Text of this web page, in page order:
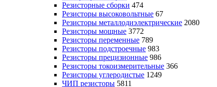
Резисторные сборки 474
Резисторы высоковольтные 67
Резисторы металлодиэлектрические 2080
Резисторы мощные 3772
Резисторы переменные 789
Резисторы подстроечные 983
Резисторы прецизионные 986
Резисторы токоизмерительные 366
Резисторы углеродистые 1249
ЧИП резисторы 5811